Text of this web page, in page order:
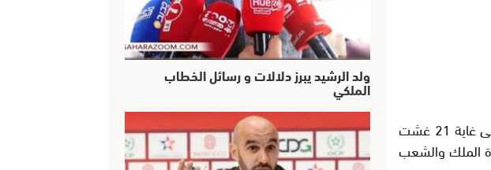
تعيش مدينة طرفاية على وقع تنظيم للمعرض الجهوي للمنتوجات التقليدية من 16 الى غاية 21 غشت
الملك والشعب
ولد الرشيد يبرز دلالات و رسائل الخطاب
الملكي